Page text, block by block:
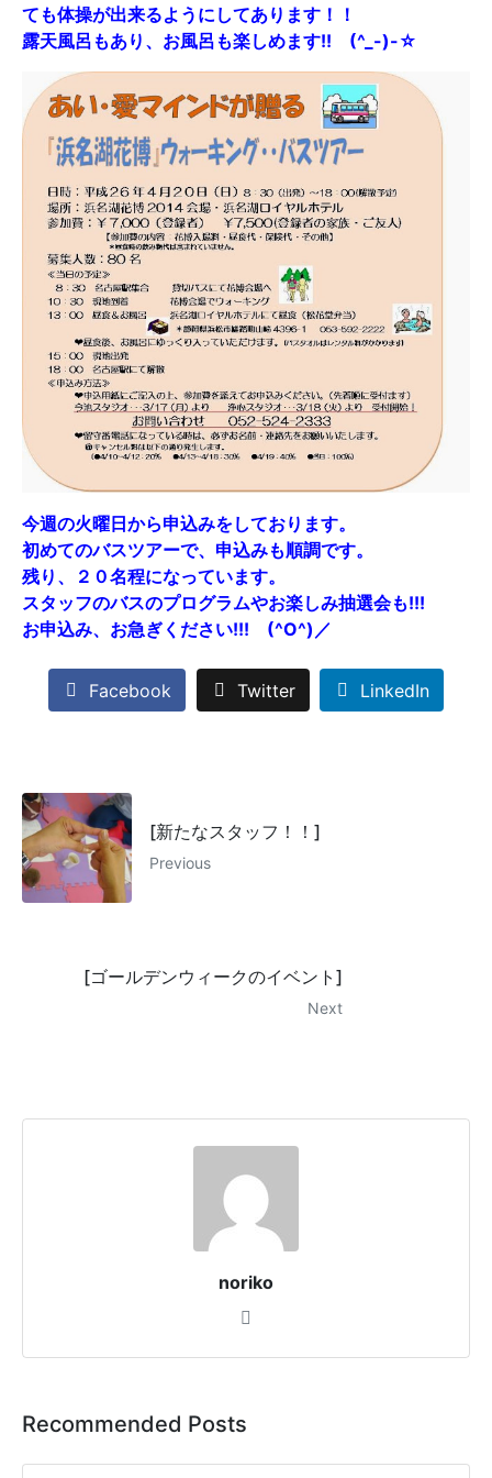
ても体操が出来るようにしてあります！！
露天風呂もあり、お風呂も楽しめます!! (^_-)-☆
今週の火曜日から申込みをしております。
初めてのバスツアーで、申込みも順調です。
残り、２０名程になっています。
スタッフのバスのプログラムやお楽しみ抽選会も!!!
お申込み、お急ぎください!!! (^O^)／
Facebook Twitter LinkedIn
[新たなスタッフ！！]
Previous
[ゴールデンウィークのイベント]
Next
noriko
Recommended Posts